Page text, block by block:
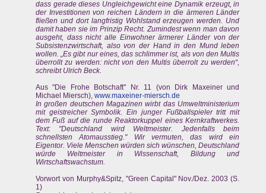
dass gerade dieses Ungleichgewicht eine Dynamik erzeugt, in
der Investitionen von reichen Ländern in die ärmeren Länder
fließen und dort langfristig Wohlstand erzeugen werden. Und
damit haben sie im Prinzip Recht. Zumindest wenn man davon
ausgeht, dass nicht alle Einwohner ärmerer Länder von der
Subsistenzwirtschaft, also von der Hand in den Mund leben
wollen. „Es gibt nur eines, das schlimmer ist, als von den Multis
überrollt zu werden: nicht von den Multis überrolt zu werden“,
schreibt Ulrich Beck.
Aus "Die Frohe Botschaft" Nr. 11 (von Dirk Maxeiner und
Michael Miersch), www.maxeiner-miersch.de
In großen deutschen Magazinen wirbt das Umweltministerium
mit geistreicher Symbolik. Ein junger Fußballspieler tritt mit
dem Fuß auf die runde Reaktorkuppel eines Kernkraftwerkes.
Text: "Deutschland wird Weltmeister. Jedenfalls beim
schnellsten Atomausstieg." Wir vermuten, das wird ein
Eigentor. Viele Menschen würden sich wünschen, Deutschland
würde Weltmeister in Wissenschaft, Bildung und
Wirtschaftswachstum.
Vorwort von Murphy&Spitz, "Green Capital" Nov./Dez. 2003 (S.
1)